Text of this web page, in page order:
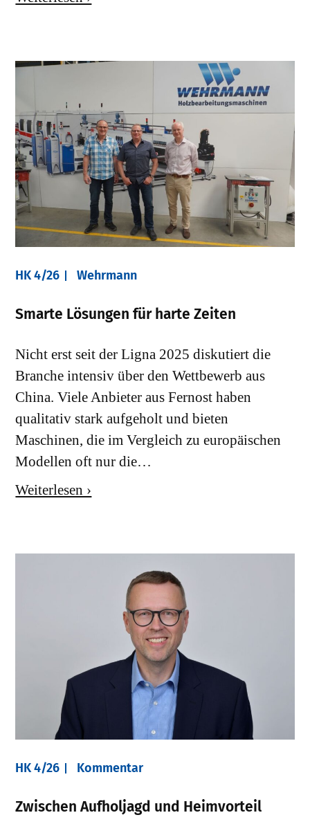
HK 4/26 Wehrmann
Smarte Lösungen für harte Zeiten
Nicht erst seit der Ligna 2025 diskutiert die
Branche intensiv über den Wettbewerb aus
China. Viele Anbieter aus Fernost haben
qualitativ stark aufgeholt und bieten
Maschinen, die im Vergleich zu europäischen
Modellen oft nur die…
Weiterlesen ›
HK 4/26 Kommentar
Zwischen Aufholjagd und Heimvorteil